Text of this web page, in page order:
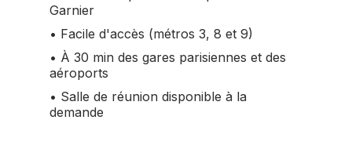
Garnier
• Facile d'accès (métros 3, 8 et 9)
• À 30 min des gares parisiennes et des
aéroports
• Salle de réunion disponible à la
demande